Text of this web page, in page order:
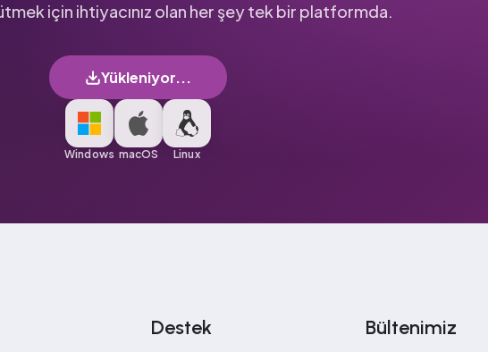
için ihtiyacınız olan her şey tek bir platformda.
Yükleniyor...
Windows macOS Linux
Destek Bültenimiz